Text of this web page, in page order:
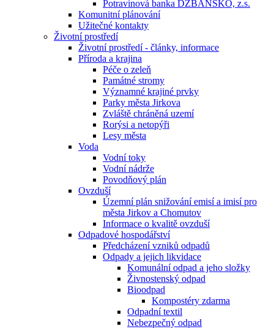
Potravinová banka DŽBÁNSKO, z.s.
Komunitní plánování
Užitečné kontakty
Životní prostředí
Životní prostředí - články, informace
Příroda a krajina
Péče o zeleň
Památné stromy
Významné krajiné prvky
Parky města Jirkova
Zvláště chráněná uzemí
Rorýsi a netopýři
Lesy města
Voda
Vodní toky
Vodní nádrže
Povodňový plán
Ovzduší
Územní plán snižování emisí a imisí pro
města Jirkov a Chomutov
Informace o kvalitě ovzduší
Odpadové hospodářství
Předcházení vzniků odpadů
Odpady a jejich likvidace
Komunální odpad a jeho složky
Živnostenský odpad
Bioodpad
Kompostéry zdarma
Odpadní textil
Nebezpečný odpad